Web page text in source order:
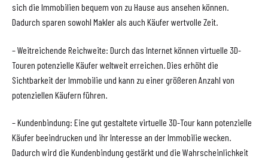
sich die Immobilien bequem von zu Hause aus ansehen können.
Dadurch sparen sowohl Makler als auch Käufer wertvolle Zeit.
– Weitreichende Reichweite: Durch das Internet können virtuelle 3D-
Touren potenzielle Käufer weltweit erreichen. Dies erhöht die
Sichtbarkeit der Immobilie und kann zu einer größeren Anzahl von
potenziellen Käufern führen.
– Kundenbindung: Eine gut gestaltete virtuelle 3D-Tour kann potenzielle
Käufer beeindrucken und ihr Interesse an der Immobilie wecken.
Dadurch wird die Kundenbindung gestärkt und die Wahrscheinlichkeit